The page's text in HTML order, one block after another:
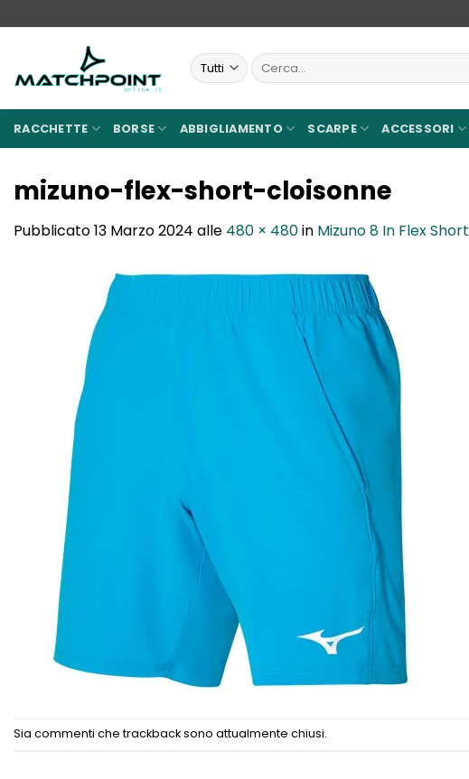
ai
Cerca:
RACCHETTE BORSE ABBIGLIAMENTO SCARPE ACCESSORI
mizuno-flex-short-cloisonne
Pubblicato13 Marzo 2024 alle 480 × 480in Mizuno 8 In Flex Short
Sia commenti che trackback sono attualmente chiusi.